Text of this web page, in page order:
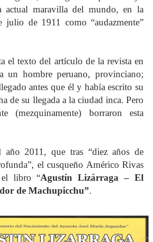
actual maravilla del mundo, en la
julio de 1911 como “audazmente”
el texto del artículo de la revista en
un hombre peruano, provinciano;
antes que él y había escrito su
de su llegada a la ciudad inca. Pero
(mezquinamente) borraron esta
2011, que tras “diez años de
el cusqueño Américo Rivas
el libro “Agustín Lizárraga – El
de Machupicchu”.